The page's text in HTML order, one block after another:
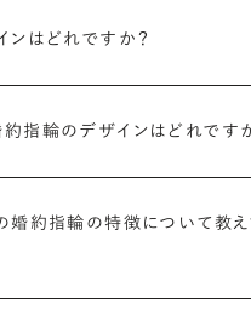
ります。
在感を添えてくれます。
みの方から非常に人気です。
ルム（ストレート／ウェーブ／V
リングを目指す
選ぶ
のか、お出かけの時だけ身
方を確かめることです。
いただけます。
を試着する
ンはどれですか？
ます。
間30秒のブリリアンスプラスオ
たりのラインを探してみてくださ
指輪のデザインはどれです
プラスでは、普段の生活の中で
るよう、全てのデザインが高さ
婚約指輪の特徴について教え